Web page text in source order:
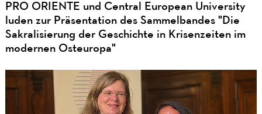
PRO ORIENTE und Central European University
luden zur Präsentation des Sammelbandes "Die
Sakralisierung der Geschichte in Krisenzeiten im
modernen Osteuropa"